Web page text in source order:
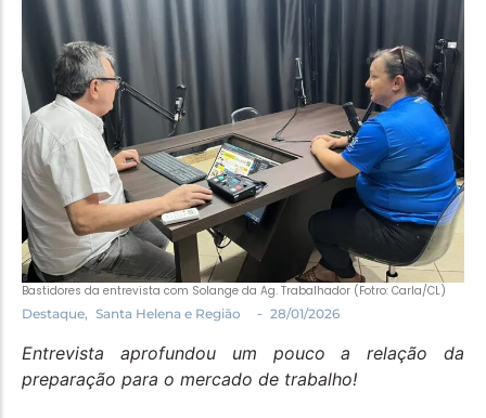
Paraguai
Paraná
Política
Santa Helena e Região
Saúde e Bem-Estar
Bastidores da entrevista com Solange da Ag. Trabalhador (Fotro: Carla/CL)
Destaque, Santa Helena e Região - 28/01/2026
Entrevista aprofundou um pouco a relação da
preparação para o mercado de trabalho!